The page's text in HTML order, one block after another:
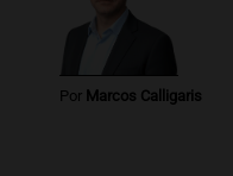
Por Marcos Calligaris